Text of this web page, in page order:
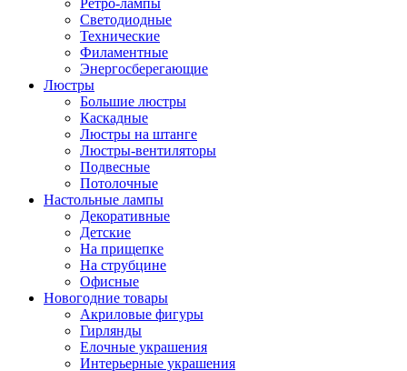
Ретро-лампы
Светодиодные
Технические
Филаментные
Энергосберегающие
Люстры
Большие люстры
Каскадные
Люстры на штанге
Люстры-вентиляторы
Подвесные
Потолочные
Настольные лампы
Декоративные
Детские
На прищепке
На струбцине
Офисные
Новогодние товары
Акриловые фигуры
Гирлянды
Елочные украшения
Интерьерные украшения